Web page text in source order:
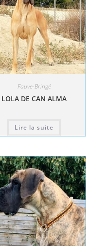
Fauve-Bringé
LOLA DE CAN ALMA
Lire la suite